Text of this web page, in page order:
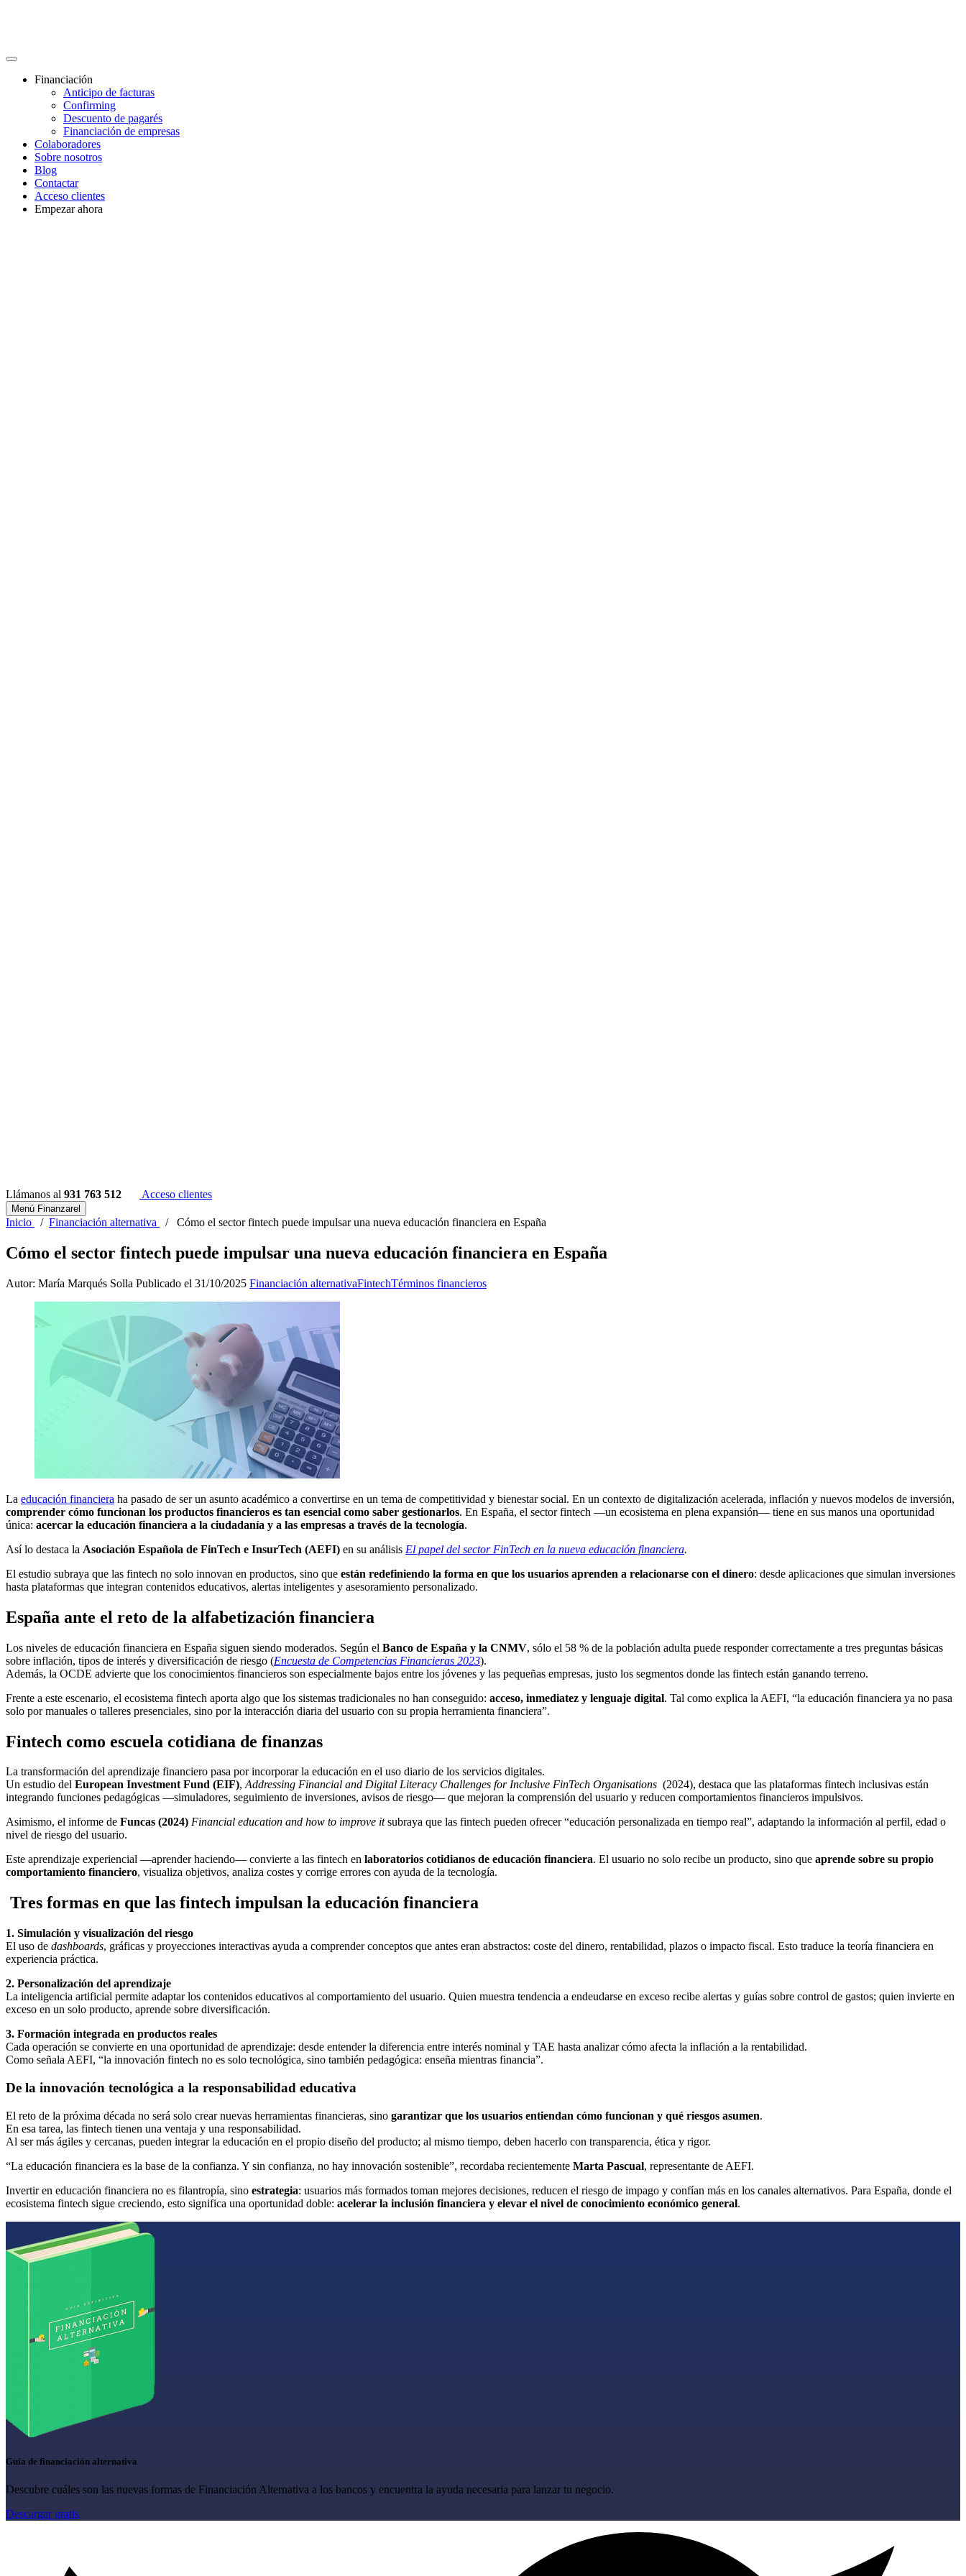
Financiación
Anticipo de facturas
Confirming
Descuento de pagarés
Financiación de empresas
Colaboradores
Sobre nosotros
Blog
Contactar
Acceso clientes
Empezar ahora
Llámanos al 931 763 512 Acceso clientes
Menú Finanzarel
Inicio / Financiación alternativa / Cómo el sector fintech puede impulsar una nueva educación financiera en España
Cómo el sector fintech puede impulsar una nueva educación financiera en España
Autor: María Marqués Solla Publicado el 31/10/2025 Financiación alternativaFintechTérminos financieros
La educación financiera ha pasado de ser un asunto académico a convertirse en un tema de competitividad y bienestar social. En un contexto de digitalización acelerada, inflación y nuevos modelos de inversión,
comprender cómo funcionan los productos financieros es tan esencial como saber gestionarlos. En España, el sector fintech —un ecosistema en plena expansión— tiene en sus manos una oportunidad
única: acercar la educación financiera a la ciudadanía y a las empresas a través de la tecnología.
Así lo destaca la Asociación Española de FinTech e InsurTech (AEFI) en su análisis El papel del sector FinTech en la nueva educación financiera.
El estudio subraya que las fintech no solo innovan en productos, sino que están redefiniendo la forma en que los usuarios aprenden a relacionarse con el dinero: desde aplicaciones que simulan inversiones
hasta plataformas que integran contenidos educativos, alertas inteligentes y asesoramiento personalizado.
España ante el reto de la alfabetización financiera
Los niveles de educación financiera en España siguen siendo moderados. Según el Banco de España y la CNMV, sólo el 58 % de la población adulta puede responder correctamente a tres preguntas básicas
sobre inflación, tipos de interés y diversificación de riesgo (Encuesta de Competencias Financieras 2023).
Además, la OCDE advierte que los conocimientos financieros son especialmente bajos entre los jóvenes y las pequeñas empresas, justo los segmentos donde las fintech están ganando terreno.
Frente a este escenario, el ecosistema fintech aporta algo que los sistemas tradicionales no han conseguido: acceso, inmediatez y lenguaje digital. Tal como explica la AEFI, “la educación financiera ya no pasa
solo por manuales o talleres presenciales, sino por la interacción diaria del usuario con su propia herramienta financiera”.
Fintech como escuela cotidiana de finanzas
La transformación del aprendizaje financiero pasa por incorporar la educación en el uso diario de los servicios digitales.
Un estudio del European Investment Fund (EIF),Addressing Financial and Digital Literacy Challenges for Inclusive FinTech Organisations (2024), destaca que las plataformas fintech inclusivas están
integrando funciones pedagógicas —simuladores, seguimiento de inversiones, avisos de riesgo— que mejoran la comprensión del usuario y reducen comportamientos financieros impulsivos.
Asimismo, el informe de Funcas (2024) Financial education and how to improve itsubraya que las fintech pueden ofrecer “educación personalizada en tiempo real”, adaptando la información al perfil, edad o
nivel de riesgo del usuario.
Este aprendizaje experiencial —aprender haciendo— convierte a las fintech en laboratorios cotidianos de educación financiera. El usuario no solo recibe un producto, sino que aprende sobre su propio
comportamiento financiero, visualiza objetivos, analiza costes y corrige errores con ayuda de la tecnología.
Tres formas en que las fintech impulsan la educación financiera
1. Simulación y visualización del riesgo
El uso de dashboards, gráficas y proyecciones interactivas ayuda a comprender conceptos que antes eran abstractos: coste del dinero, rentabilidad, plazos o impacto fiscal. Esto traduce la teoría financiera en
experiencia práctica.
2. Personalización del aprendizaje
La inteligencia artificial permite adaptar los contenidos educativos al comportamiento del usuario. Quien muestra tendencia a endeudarse en exceso recibe alertas y guías sobre control de gastos; quien invierte en
exceso en un solo producto, aprende sobre diversificación.
3. Formación integrada en productos reales
Cada operación se convierte en una oportunidad de aprendizaje: desde entender la diferencia entre interés nominal y TAE hasta analizar cómo afecta la inflación a la rentabilidad.
Como señala AEFI, “la innovación fintech no es solo tecnológica, sino también pedagógica: enseña mientras financia”.
De la innovación tecnológica a la responsabilidad educativa
El reto de la próxima década no será solo crear nuevas herramientas financieras, sino garantizar que los usuarios entiendan cómo funcionan y qué riesgos asumen.
En esa tarea, las fintech tienen una ventaja y una responsabilidad.
Al ser más ágiles y cercanas, pueden integrar la educación en el propio diseño del producto; al mismo tiempo, deben hacerlo con transparencia, ética y rigor.
“La educación financiera es la base de la confianza. Y sin confianza, no hay innovación sostenible”, recordaba recientemente Marta Pascual, representante de AEFI.
Invertir en educación financiera no es filantropía, sino estrategia: usuarios más formados toman mejores decisiones, reducen el riesgo de impago y confían más en los canales alternativos. Para España, donde el
ecosistema fintech sigue creciendo, esto significa una oportunidad doble: acelerar la inclusión financiera y elevar el nivel de conocimiento económico general.
Guía de financiación alternativa
Descubre cuáles son las nuevas formas de Financiación Alternativa a los bancos y encuentra la ayuda necesaria para lanzar tu negocio.
Descargar gratis